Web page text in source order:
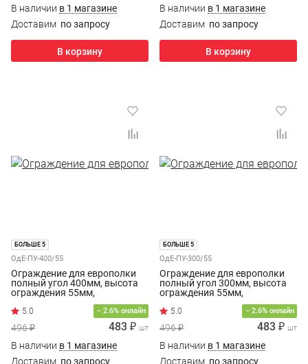
В наличии в 1 магазине
Доставим по запросу
В корзину
В наличии в 1 магазине
Доставим по запросу
В корзину
БОЛЬШЕ 5
ОдЕ-ПУ-400/55
Ограждение для европолки
полный угол 400мм, высота
ограждения 55мм,
окрашенное, белое
− 2.6% онлайн
496 ₽ 483 ₽ шт
В наличии в 1 магазине
Доставим по запросу
БОЛЬШЕ 5
ОдЕ-ПУ-300/55
Ограждение для европолки
полный угол 300мм, высота
ограждения 55мм,
окрашенное, белое
− 2.6% онлайн
496 ₽ 483 ₽ шт
В наличии в 1 магазине
Доставим по запросу